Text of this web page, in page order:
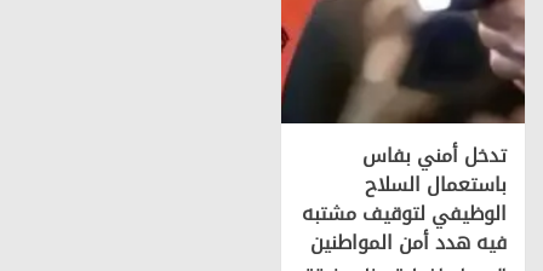
تدخل أمني بفاس
باستعمال السلاح
الوظيفي لتوقيف مشتبه
فيه هدد أمن المواطنين